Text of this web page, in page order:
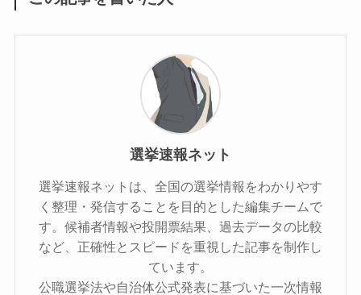
選挙速報ネット
選挙速報ネットは、全国の選挙情報をわかりやす
く整理・発信することを目的とした編集チームで
す。候補者情報や投開票結果、過去データの比較
など、正確性とスピードを重視した記事を制作し
ています。
公職選挙法や自治体公式発表に基づいた一次情報